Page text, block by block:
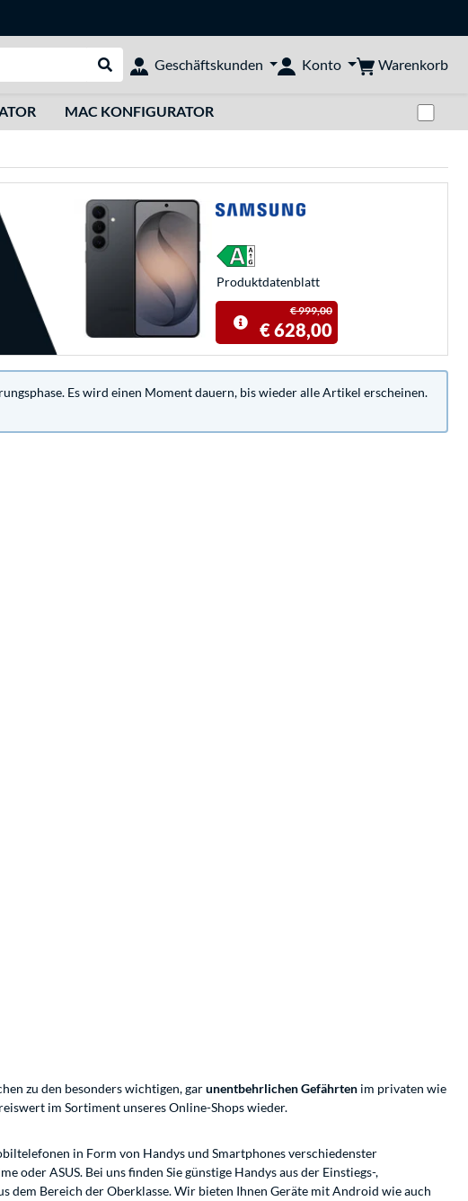
Suche durchführen
Geschäftskunden Konto Warenkorb
MAC KONFIGURATOR
Produkt­datenblatt
€ 999,00
€ 628,00
Es wird einen Moment dauern, bis wieder alle Artikel erscheinen.
zu den besonders wichtigen, garunentbehrlichen Gefährten im privaten wie
im Sortiment unseres Online-Shops wieder.
in Form von Handys und Smartphones verschiedenster
oder ASUS. Bei uns finden Sie günstige Handys aus der Einstiegs-,
dem Bereich der Oberklasse. Wir bieten Ihnen Geräte mit Android wie auch